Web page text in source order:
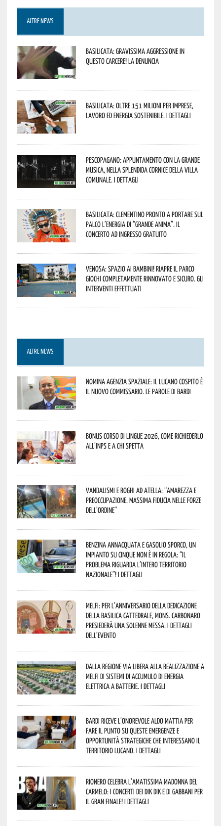
ALTRE NEWS
Basilicata: gravissima aggressione in
questo Carcere! La denuncia
Basilicata: oltre 151 milioni per imprese,
lavoro ed energia sostenibile. I dettagli
Pescopagano: appuntamento con la grande
musica, nella splendida cornice della Villa
Comunale. I dettagli
Basilicata: Clementino pronto a portare sul
palco l’energia di “Grande Anima”. Il
concerto ad ingresso gratuito
Venosa: spazio ai bambini! Riapre il Parco
Giochi completamente rinnovato e sicuro. Gli
interventi effettuati
ALTRE NEWS
Nomina Agenzia Spaziale: il lucano Cospito è
il nuovo commissario. Le parole di Bardi
Bonus corso di lingue 2026, come richiederlo
all’INPS e a chi spetta
Vandalismi e roghi ad Atella: “Amarezza e
preoccupazione. Massima fiducia nelle Forze
dell’Ordine”
Benzina annacquata e gasolio sporco, un
impianto su cinque non è in regola: “il
problema riguarda l’intero territorio
Nazionale”! I dettagli
Melfi: per l’anniversario della Dedicazione
della Basilica Cattedrale, Mons. Carbonaro
presiederà una solenne messa. I dettagli
dell’evento
Dalla Regione via libera alla realizzazione a
Melfi di sistemi di accumulo di energia
elettrica a batterie. I dettagli
Bardi riceve l’onorevole Aldo Mattia per
fare il punto su queste emergenze e
opportunità strategiche che interessano il
territorio lucano. I dettagli
Rionero celebra l’amatissima Madonna del
Carmelo: i concerti dei DIK DIK e di Gabbani per
il gran finale! I dettagli